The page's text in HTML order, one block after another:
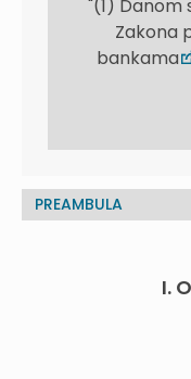
"(1) Danom
Zakona
bankama
PREAMBULA
I.